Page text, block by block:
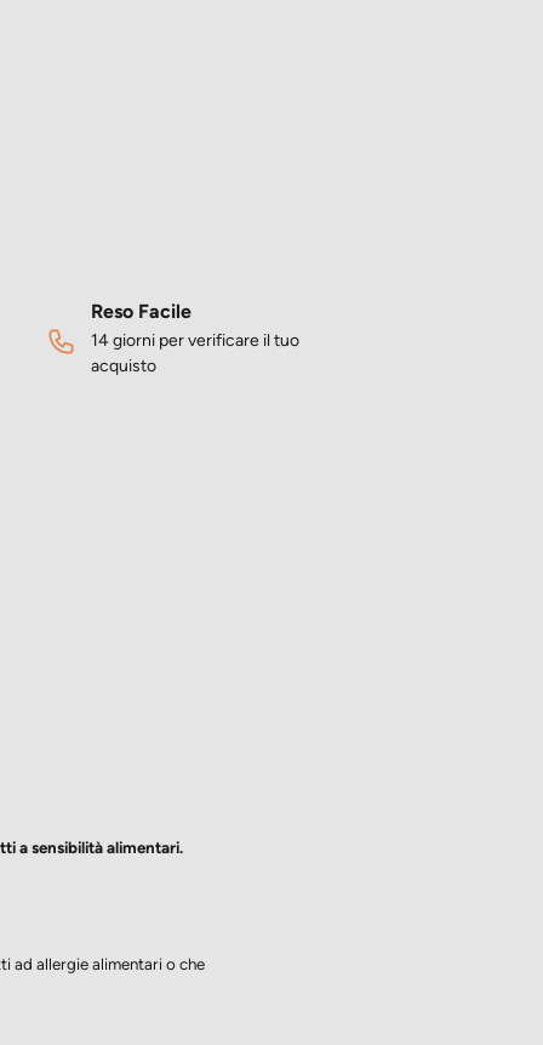
Reso Facile
14 giorni per verificare il tuo
acquisto
a sensibilità alimentari.
ad allergie alimentari o che